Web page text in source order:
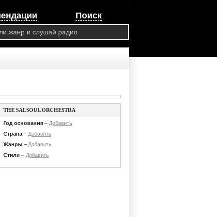
Поиск
THE SALSOUL ORCHESTRA
Год основания– Добавить
Страна– Добавить
Жанры– Добавить
Стили – Добавить